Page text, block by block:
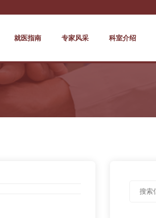
就医指南 专家风采 科室介绍